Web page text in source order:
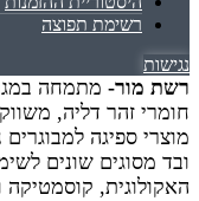
רשימת תפוצה
נגישות
רשת מור- מתמחה
חומרי זהר דליה,
מוצרי ספיגה למבוגרים
ובד מסוגים שונים
האקולוגית, קוסמטיקה